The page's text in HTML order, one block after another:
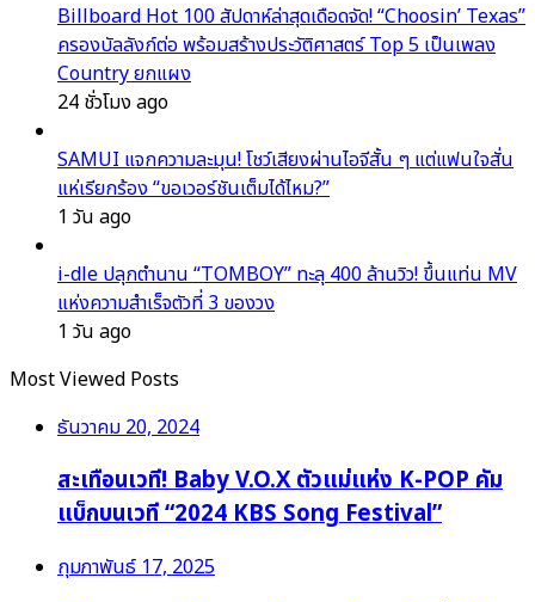
Billboard Hot 100 สัปดาห์ล่าสุดเดือดจัด! “Choosin’ Texas”
ครองบัลลังก์ต่อ พร้อมสร้างประวัติศาสตร์ Top 5 เป็นเพลง
Country ยกแผง
24 ชั่วโมง ago
SAMUI แจกความละมุน! โชว์เสียงผ่านไอจีสั้น ๆ แต่แฟนใจสั่น
แห่เรียกร้อง “ขอเวอร์ชันเต็มได้ไหม?”
1 วัน ago
i-dle ปลุกตำนาน “TOMBOY” ทะลุ 400 ล้านวิว! ขึ้นแท่น MV
แห่งความสำเร็จตัวที่ 3 ของวง
1 วัน ago
Most Viewed Posts
ธันวาคม 20, 2024
สะเทือนเวที! Baby V.O.X ตัวแม่แห่ง K-POP คัม
แบ็กบนเวที “2024 KBS Song Festival”
กุมภาพันธ์ 17, 2025